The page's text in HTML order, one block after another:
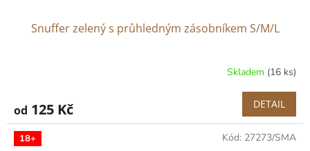
Snuffer zelený s průhledným zásobníkem S/M/L
Skladem (16 ks)
od 125 Kč DETAIL
18+ Kód: 27273/SMA